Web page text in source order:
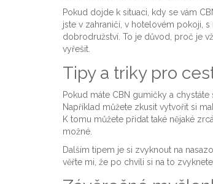
Pokud dojde k situaci, kdy se vám
jste v zahraničí, v hotelovém pokoji,
dobrodružství. To je důvod, proč je
vyřešit.
Tipy a triky pro
Pokud máte CBN gumičky a
Například můžete zkusit vytvořit si
K tomu můžete přidat také nějaké
možné.
Dalším tipem je si zvyknout na
věřte mi, že po chvíli si na to